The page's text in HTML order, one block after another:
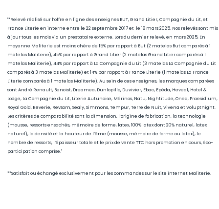
"*Relevé réalisé sur l’offre en ligne des enseignes BUT, Grand Litier, Compagnie du Lit, et
France Literie en interne entre le 22 septembre 2017 et le 18 mars 2025. Nos relevés sont mis
à jour tous les mois via un prestataire externe. Lors du dernier relevé, en mars 2025, En
moyenne Maliterie est moins chère de 15% par rapport à But (2 matelas But comparés à 1
matelas Maliterie), 45% par rapport à Grand Litier (2 matelas Grand Litier comparés à 1
matelas Maliterie), 44% par rapport à La Compagnie du Lit (3 matelas La Compagnie du Lit
comparés à 3 matelas Maliterie) et 14% par rapport à France Literie (1 matelas La France
Literie comparés à 1 matelas Maliterie). Au sein de ces enseignes, les marques comparées
sont André Renault, Benoist, Dreamea, Dunlopillo, Duvivier, Ebac, Epéda, Heveal, Hotel &
Lodge, La Compagnie du Lit, Literie Autunoise, Mérinos, Natu, Nightitude, Onea, Praesidium,
Royal Gold, Reverie, Revsom, Sealy, Simmons, Tempur, Terre de Nuit, Vivena et Voluptnight.
Les critères de comparabilité sont la dimension, l’origine de fabrication, la technologie
(mousse, ressorts ensachés, mémoire de forme, latex, 100% latex dont 20% naturel, latex
naturel), la densité et la hauteur de l’âme (mousse, mémoire de forme ou latex), le
nombre de ressorts, l’épaisseur totale et le prix de vente TTC hors promotion en cours, éco-
participation comprise."
**Satisfait ou échangé exclusivement pour les commandes sur le site internet Maliterie.